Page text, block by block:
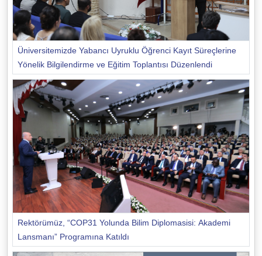
Üniversitemizde Yabancı Uyruklu Öğrenci Kayıt Süreçlerine
Yönelik Bilgilendirme ve Eğitim Toplantısı Düzenlendi
Rektörümüz, “COP31 Yolunda Bilim Diplomasisi: Akademi
Lansmanı” Programına Katıldı